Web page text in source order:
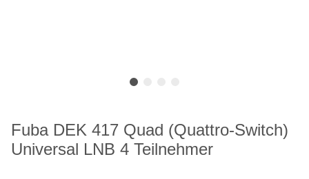
Fuba DEK 417 Quad (Quattro-Switch)
Universal LNB 4 Teilnehmer